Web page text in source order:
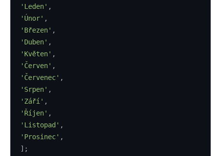
'Leden' ,
'Únor' ,
'Březen' ,
'Duben' ,
'Květen' ,
'Červen' ,
'Červenec' ,
'Srpen' ,
'Září' ,
'Říjen' ,
'Listopad' ,
'Prosinec' ,
] ;